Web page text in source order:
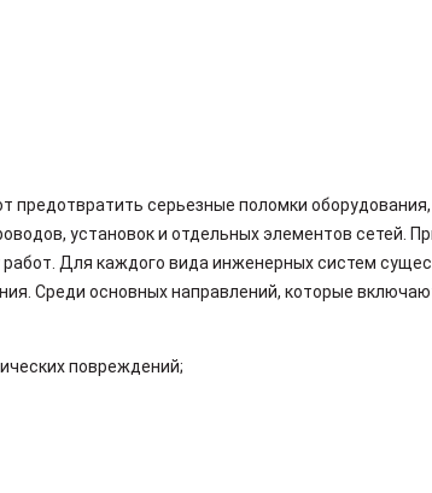
предотвратить серьезные поломки оборудования,
установок и отдельных элементов сетей.
Для каждого вида инженерных систем
Среди основных направлений, которые
повреждений;